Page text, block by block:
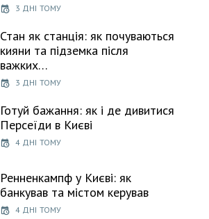
3 ДНІ ТОМУ
Стан як станція: як почуваються
кияни та підземка після
важких…
3 ДНІ ТОМУ
Готуй бажання: як і де дивитися
Персеїди в Києві
4 ДНІ ТОМУ
Ренненкампф у Києві: як
банкував та містом керував
4 ДНІ ТОМУ